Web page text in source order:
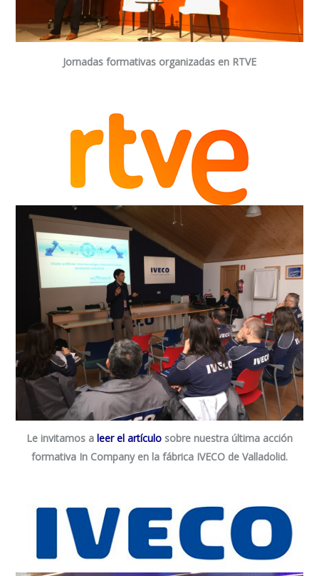
Jornadas formativas organizadas en RTVE
Le invitamos a leer el artículo sobre nuestra última acción
formativa In Company en la fábrica IVECO de Valladolid.